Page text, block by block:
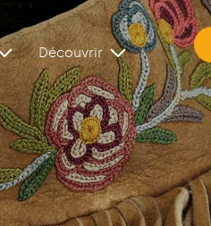
Découvrir